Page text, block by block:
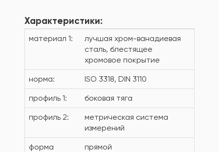
Характеристики:
материал 1:
лучшая хром-ванадиевая
сталь, блестящее
хромовое покрытие
норма: ISO 3318, DIN 3110
профиль 1: боковая тяга
профиль 2:
метрическая система
измерений
форма
прямой